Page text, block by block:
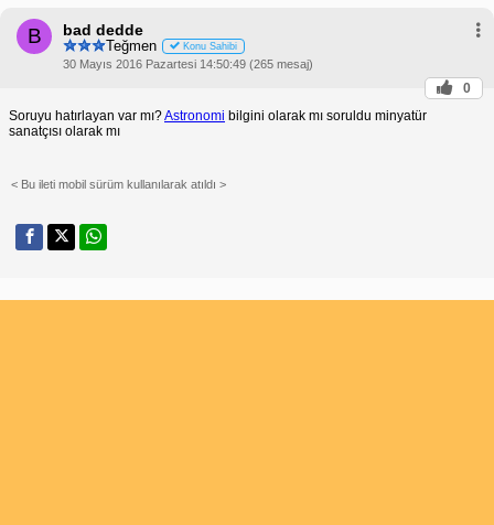
B bad dedde
Teğmen Konu Sahibi
30 Mayıs 2016 Pazartesi 14:50:49 (265 mesaj)
0
Soruyu hatırlayan var mı?Astronomi bilgini olarak mı soruldu minyatür
sanatçısı olarak mı
< Bu ileti mobil sürüm kullanılarak atıldı >